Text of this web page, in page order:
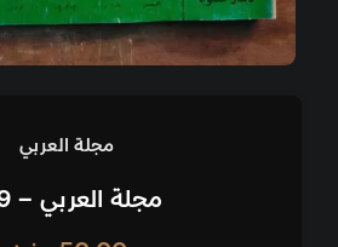
مجلة العربي
مجلة العربي – 159